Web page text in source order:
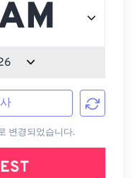
변경되었습니다.